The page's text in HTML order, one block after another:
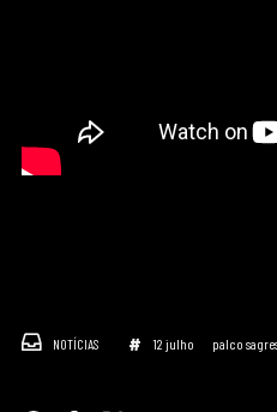
NOTÍCIAS 12 julho palco